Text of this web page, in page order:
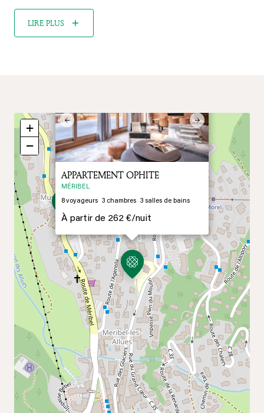
LIRE PLUS
Previous Next
APPARTEMENT OPHITE
MÉRIBEL
8voyageurs 3 chambres 3 salles de bains
À partir de 262 €/nuit
+
−